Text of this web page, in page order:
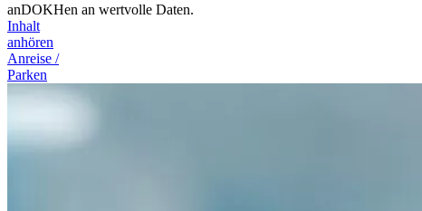
anDOKHen an wertvolle Daten.
Inhalt
anhören
Anreise /
Parken